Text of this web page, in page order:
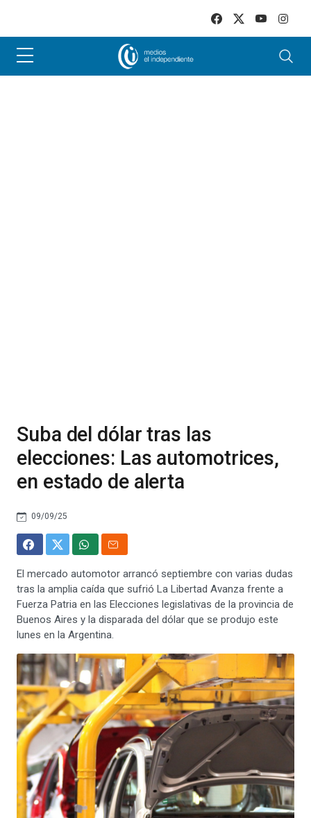
Suba del dólar tras las
elecciones: Las automotrices,
en estado de alerta
09/09/25
El mercado automotor arrancó septiembre con varias dudas
tras la amplia caída que sufrió La Libertad Avanza frente a
Fuerza Patria en las Elecciones legislativas de la provincia de
Buenos Aires y la disparada del dólar que se produjo este
lunes en la Argentina.